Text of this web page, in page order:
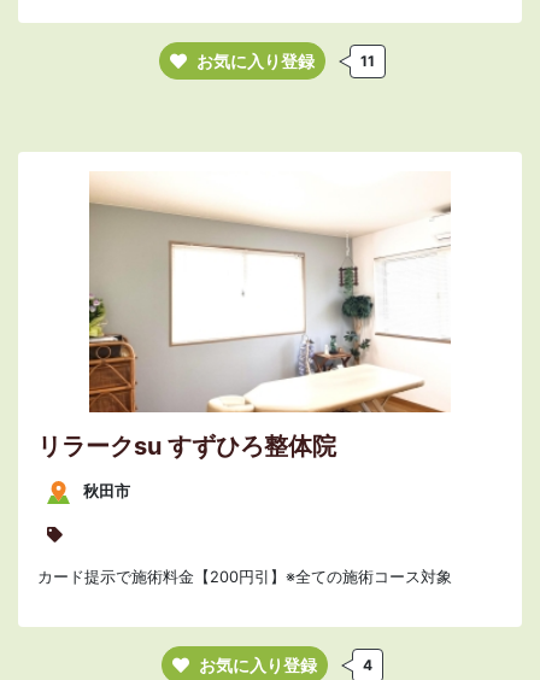
お気に入り登録 11
リラークsu すずひろ整体院
秋田市
カード提示で施術料金【200円引】※全ての施術コース対象
お気に入り登録 4